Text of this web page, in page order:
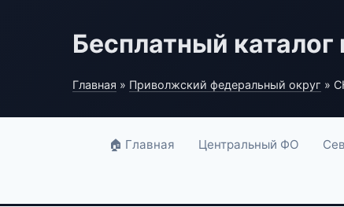
Бесплатный
Главная » Приволжский федеральный округ »
🏠 Главная Центральный ФО